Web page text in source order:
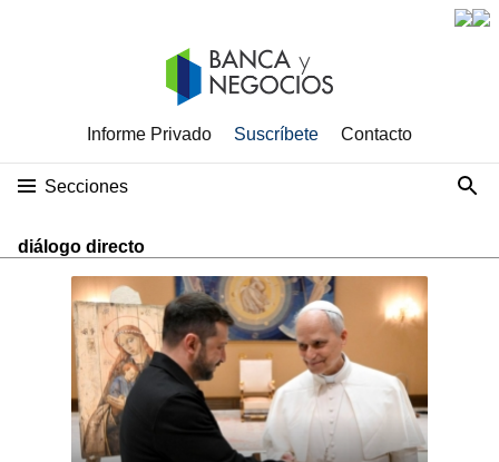
Informe Privado Suscríbete Contacto
Secciones
diálogo directo